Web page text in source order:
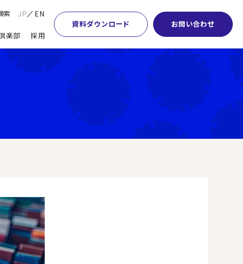
索 JP EN
楽部 採用
資料ダウンロード お問い合わせ
革・
本社・間接業務改革
サプライチェーンマネジメント
物流改革
ヒューマンリソースマネジメント
ビジネスプロセスアウトソーシング
営業・マーケティング
設計・開発・生産・調達
【特集】会計システム刷新
【特集】FP＆Aへの旅
特徴
学術顧問紹介
DE&I推進の取り組み
グループ会社
グローバルネットワーク
パートナーシップ